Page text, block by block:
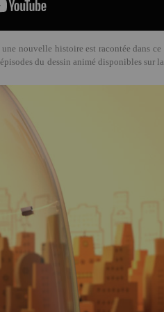
une nouvelle histoire est racontée dans
du dessin animé disponibles sur